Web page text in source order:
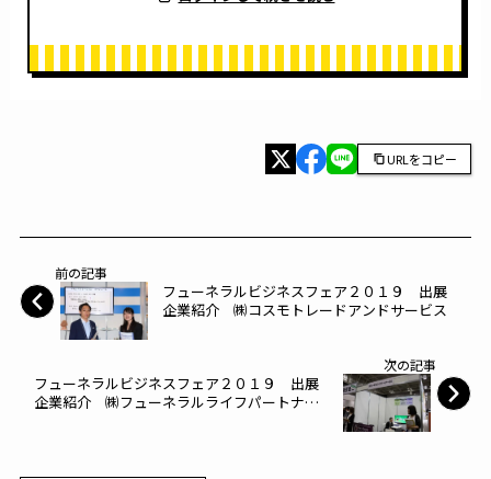
URLをコピー
前の記事
フューネラルビジネスフェア２０１９ 出展
企業紹介 ㈱コスモトレードアンドサービス
次の記事
フューネラルビジネスフェア２０１９ 出展
企業紹介 ㈱フューネラルライフパートナ